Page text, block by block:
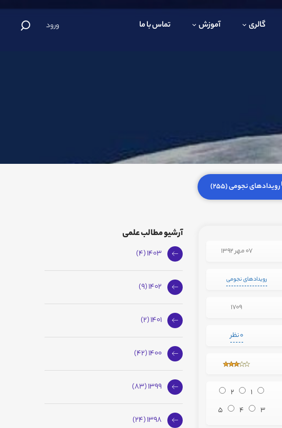
گالری آموزش تماس با ما ورود
رویدادهای نجومی (255)
07 مهر 1392
رویدادهای نجومی
1709
0 نظر
1
2
3
4
5
آرشیو مطالب علمی
1403 (4)
1402 (9)
1401 (2)
1400 (42)
1399 (83)
1398 (24)